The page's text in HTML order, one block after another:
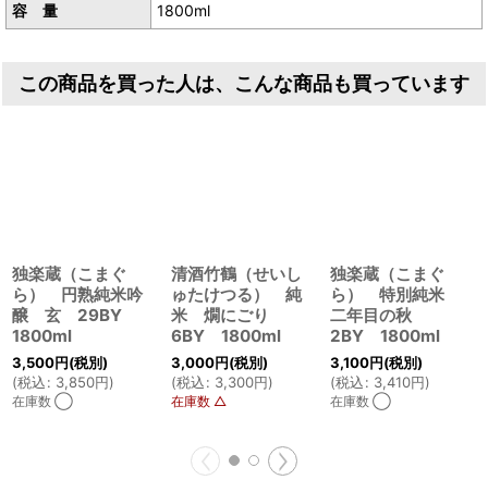
容 量
1800ml
この商品を買った人は、こんな商品も買っています
独楽蔵（こまぐ
ら） 円熟純米吟
醸 玄 29BY
1800ml
3,500円(税別)
(税込: 3,850円)
在庫数 ◯
清酒竹鶴（せいし
ゅたけつる） 純
米 燗にごり
6BY 1800ml
3,000円(税別)
(税込: 3,300円)
在庫数 △
独楽蔵（こまぐ
ら） 特別純米
二年目の秋
2BY 1800ml
3,100円(税別)
(税込: 3,410円)
在庫数 ◯